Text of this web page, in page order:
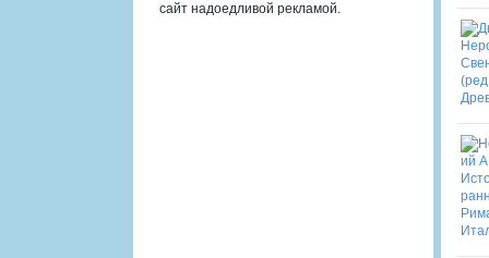
сайт надоедливой рекламой.